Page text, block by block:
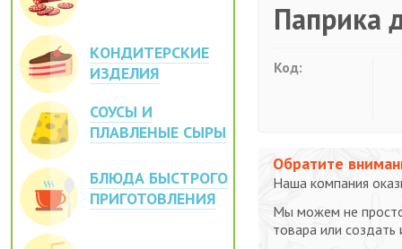
КОНДИТЕРСКИЕ
ИЗДЕЛИЯ
СОУСЫ И
ПЛАВЛЕНЫЕ СЫРЫ
БЛЮДА БЫСТРОГО
ПРИГОТОВЛЕНИЯ
Паприка
Код:
Обратите
Наша компания
Мы можем не
товара или создать